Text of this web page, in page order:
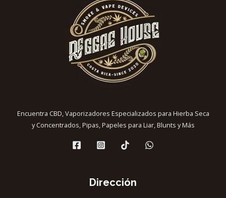
Encuentra CBD, Vaporizadores Especializados para Hierba Seca
y Concentrados, Pipas, Papeles para Liar, Blunts y Más
Dirección